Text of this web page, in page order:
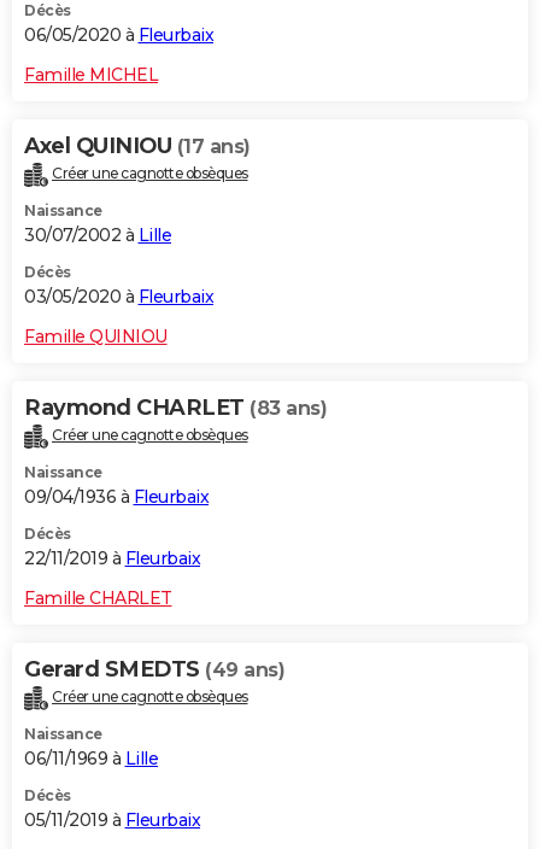
Décès
06/05/2020 à Fleurbaix
Famille MICHEL
Axel QUINIOU (17 ans)
Créer une cagnotte obsèques
Naissance
30/07/2002 à Lille
Décès
03/05/2020 à Fleurbaix
Famille QUINIOU
Raymond CHARLET (83 ans)
Créer une cagnotte obsèques
Naissance
09/04/1936 à Fleurbaix
Décès
22/11/2019 à Fleurbaix
Famille CHARLET
Gerard SMEDTS (49 ans)
Créer une cagnotte obsèques
Naissance
06/11/1969 à Lille
Décès
05/11/2019 à Fleurbaix